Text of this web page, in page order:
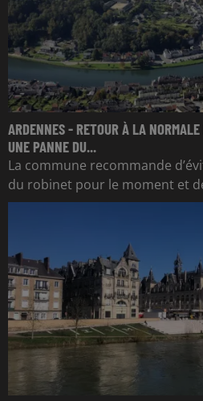
ARDENNES - RETOUR À LA
UNE PANNE DU...
La commune recommande
du robinet pour le moment et